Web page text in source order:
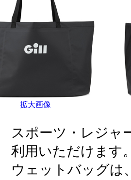
拡大画像
スポーツ・レジャ
利用いただけます
ウェットバッグは